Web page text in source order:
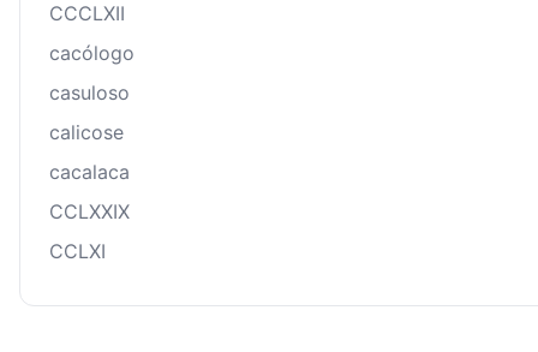
CCCLXII
cacólogo
casuloso
calicose
cacalaca
CCLXXIX
CCLXI